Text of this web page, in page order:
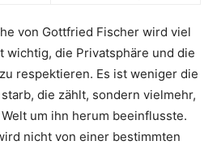
von Gottfried Fischer wird viel
wichtig, die Privatsphäre und die
respektieren. Es ist weniger die
die zählt, sondern vielmehr,
um ihn herum beeinflusste.
nicht von einer bestimmten